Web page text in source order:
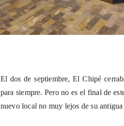
El dos de septiembre, El Chipé
para siempre. Pero no es el final de
nuevo local no muy lejos de su